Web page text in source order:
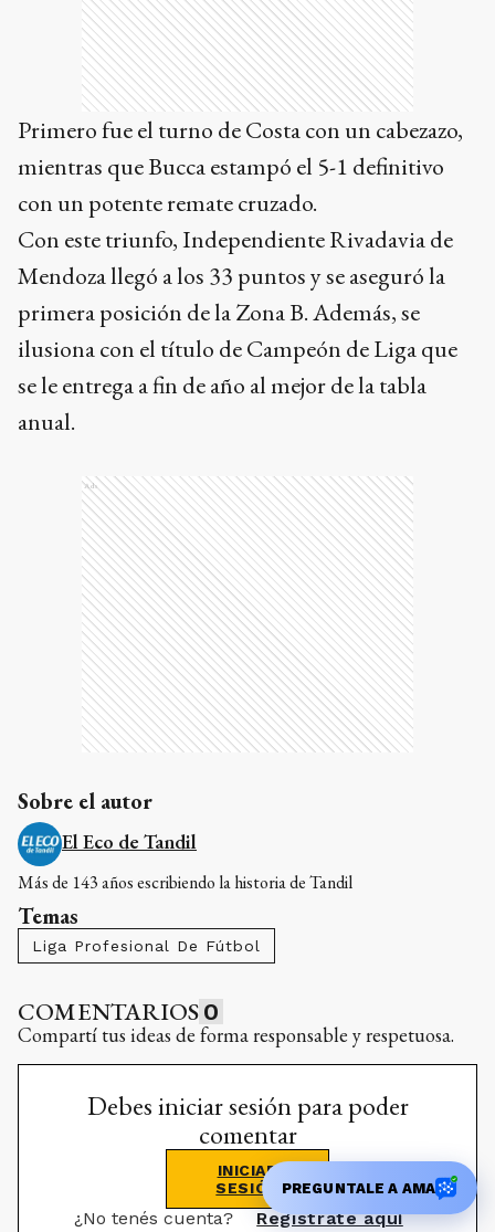
Primero fue el turno de Costa con un cabezazo,
mientras que Bucca estampó el 5-1 definitivo
con un potente remate cruzado.
Con este triunfo, Independiente Rivadavia de
Mendoza llegó a los 33 puntos y se aseguró la
primera posición de la Zona B. Además, se
ilusiona con el título de Campeón de Liga que
se le entrega a fin de año al mejor de la tabla
anual.
Ads
Sobre el autor
El Eco de Tandil
Más de 143 años escribiendo la historia de Tandil
Temas
Liga Profesional De Fútbol
COMENTARIOS 0
Compartí tus ideas de forma responsable y respetuosa.
Debes iniciar sesión para poder
comentar
INICIAR
SESIÓN
¿No tenés cuenta? Registrate aquí
PREGUNTALE A AMA